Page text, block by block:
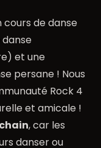
cours de danse
et une
persane ! Nous
Rock 4
et amicale !
, car les
danser ou